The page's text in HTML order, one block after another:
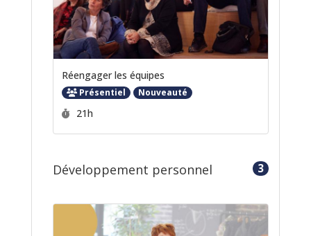
Réengager les équipes
Présentiel Nouveauté
Durée :
21h
Développement personnel 3